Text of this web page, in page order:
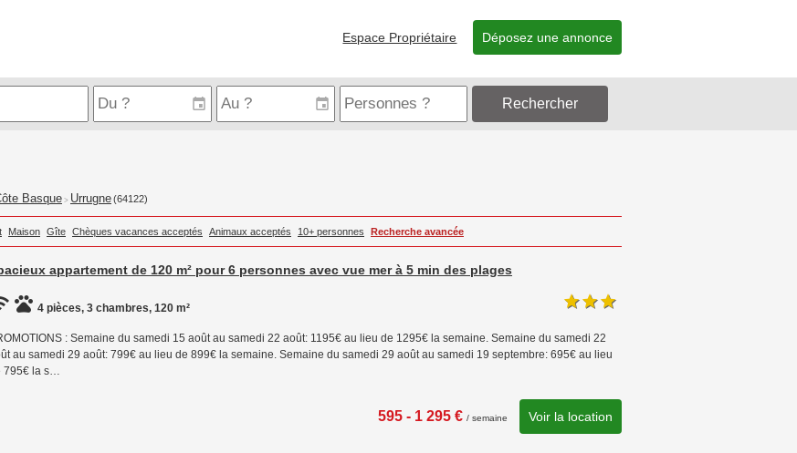
Espace Propriétaire Déposez une annonce
Rechercher
Basque > Urrugne(64122)
Maison Gîte Chèques vacances acceptés Animaux acceptés 10+ personnes Recherche avancée
appartement de 120 m² pour 6 personnes avec vue mer à 5 min des plages
4 pièces, 3 chambres, 120 m²
: Semaine du samedi 15 août au samedi 22 août: 1195€ au lieu de 1295€ la semaine. Semaine du samedi 22
au samedi 29 août: 799€ au lieu de 899€ la semaine. Semaine du samedi 29 août au samedi 19 septembre: 695€ au lieu
795€ la s…
595 - 1 295 € / semaine Voir la location